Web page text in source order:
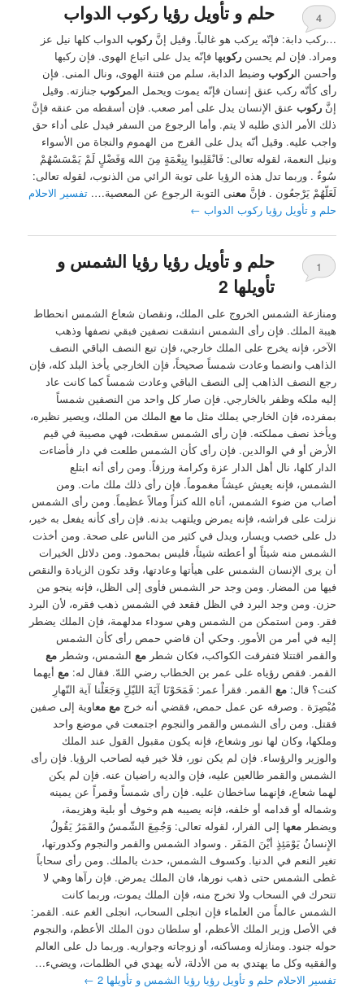
حلم و تأويل رؤيا ركوب الدواب
4
…ركب دابة: فإنّه يركب هو غالباً. وقيل إنَّركوب الدواب كلها نيل عز
ومراد. فإن لم يحسنركوبها فإنّه يدل على اتباع الهوى. فإن ركبها
وأحسن الركوب وضبط الدابة، سلم من فتنة الهوى، ونال المنى. فإن
رأى كأنّه ركب عنق إنسان فإنّه يموت ويحمل المركوب جنازته. وقيل
إنَّركوب عنق الإنسان يدل على أمر صعب. فإن أسقطه من عنقه فإنَّ
ذلك الأمر الذي طلبه لا يتم. وأما الرجوع من السفر فيدل على أداء حق
واجب عليه. وقيل أنّه يدل على الفرج من الهموم والنجاة من الأسواء
ونيل النعمة، لقوله تعالى: فَانْقَلِبوا بِنِعْمَةٍ مِنَ الله وَفَضْلٍ لَمْ يَمْسَسْهُمْ
سُوءٌ . وربما تدل هذه الرؤيا على توبة الرائي من الذنوب، لقوله تعالى:
لَعَلّهُمْ يَرْجعُون . فإنَّمعنى التوبة الرجوع عن المعصية….تفسير الاحلام
حلم و تأويل رؤيا ركوب الدواب ←
حلم و تأويل رؤيا رؤيا الشمس و
تأويلها 2
1
ومنازعة الشمس الخروج على الملك، ونقصان شعاع الشمس انحطاط
هيبة الملك. فإن رأى الشمس انشقت نصفين فبقي نصفها وذهب
الآخر، فإنه يخرج على الملك خارجي، فإن تبع النصف الباقي النصف
الذاهب وانضما وعادت شمساً صحيحاً، فإن الخارجي يأخذ البلد كله، فإن
رجع النصف الذاهب إلى النصف الباقي وعادت شمساً كما كانت عاد
إليه ملكه وظفر بالخارجي. فإن صار كل واحد من النصفين شمساً
بمفرده، فإن الخارجي يملك مثل مامع الملك من الملك، ويصير نظيره،
ويأخذ نصف مملكته. فإن رأى الشمس سقطت، فهي مصيبة في قيم
الأرض أو في الوالدين. فإن رأى كأن الشمس طلعت في دار فأضاءت
الدار كلها، نال أهل الدار عزة وكرامة ورزقاً. ومن رأى أنه ابتلع
الشمس، فإنه يعيش عيشاً مغموماً. فإن رأى ذلك ملك مات. ومن
أصاب من ضوء الشمس، أتاه الله كنزاً ومالاً عظيماً. ومن رأى الشمس
نزلت على فراشه، فإنه يمرض ويلتهب بدنه. فإن رأى كأنه يفعل به خير،
دل على خصب ويسار، ويدل في كثير من الناس على صحة. ومن أخذت
الشمس منه شيئاً أو أعطته شيئاً، فليس بمحمود. ومن دلائل الخيرات
أن يرى الإنسان الشمس على هيأتها وعادتها، وقد تكون الزيادة والنقص
فيها من المضار. ومن وجد حر الشمس فأوى إلى الظل، فإنه ينجو من
حزن. ومن وجد البرد في الظل فقعد في الشمس ذهب فقره، لأن البرد
فقر. ومن استمكن من الشمس وهي سوداء مدلهمة، فإن الملك يضطر
إليه في أمر من الأمور. وحكي أن قاضي حمص رأى كأن الشمس
والقمر اقتتلا فتفرقت الكواكب، فكان شطرمع الشمس، وشطرمع
القمر. فقص رؤياه على عمر بن الخطاب رضي اللهّ. فقال له:مع أيهما
كنت؟ قال:مع القمر. فقرأ عمر: فَمَحَوْنَا آيَةَ الليّلِ وَجَعَلْنا آية النّهارِ
مُبْصِرَة . وصرفه عن عمل حمص، فقضي أنه خرجمع معاوية إلى صفين
فقتل. ومن رأى الشمس والقمر والنجوم اجتمعت في موضع واحد
وملكها، وكان لها نور وشعاع، فإنه يكون مقبول القول عند الملك
والوزير والرؤساء. فإن لم يكن نور، فلا خير فيه لصاحب الرؤيا. فإن رأى
الشمس والقمر طالعين عليه، فإن والديه راضيان عنه. فإن لم يكن
لهما شعاع، فإنهما ساخطان عليه. فإن رأى شمساً وقمراً عن يمينه
وشماله أو قدامه أو خلفه، فإنه يصيبه هم وخوف أو بلية وهزيمة،
ويضطرمعها إلى الفرار، لقوله تعالى: وَجُمِعَ الشّمسُ والقَمَرُ يَقُولُ
الإِنسانُ يَوْمَئِذٍ أيْنَ المَفَر . وسواد الشمس والقمر والنجوم وكدورتها،
تغير النعم في الدنيا. وكسوف الشمس، حدث بالملك. ومن رأى سحاباً
غطى الشمس حتى ذهب نورها، فان الملك يمرض. فإن رآها وهي لا
تتحرك في السحاب ولا تخرج منه، فإن الملك يموت، وربما كانت
الشمس عالماً من العلماء فإن انجلى السحاب، انجلى الغم عنه. القمر:
في الأصل وزير الملك الأعظم، أو سلطان دون الملك الأعظم، والنجوم
حوله جنود. ومنازله ومساكنه، أو زوجاته وجواريه. وربما دل على العالم
والفقيه وكل ما يهتدي به من الأدلة، لأنه يهدي في الظلمات، ويضيء…
تفسير الاحلام حلم و تأويل رؤيا رؤيا الشمس و تأويلها 2
←